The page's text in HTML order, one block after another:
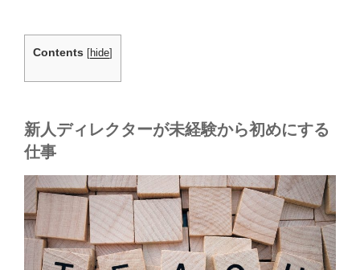
Contents [hide]
新人ディレクターが未経験から初めにする
仕事